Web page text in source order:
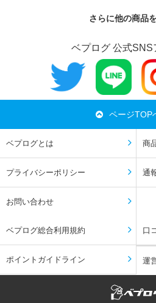
さらに他の商品
ベプログ 公式SNS
ページTOP
ベプログとは 商
プライバシーポリシー 通
お問い合わせ
ベプログ総合利用規約 口
ポイントガイドライン 運